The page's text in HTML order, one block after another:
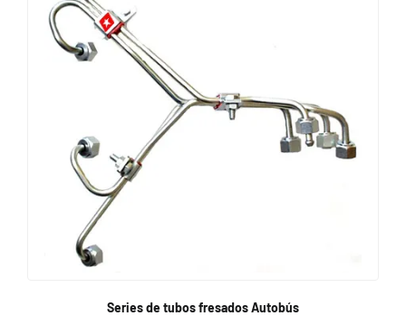
Series de tubos fresados Autobús